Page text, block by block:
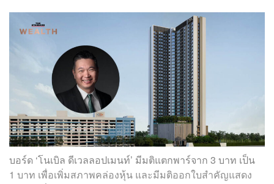
บอร์ด ‘โนเบิล ดีเวลลอปเมนท์’ มีมติแตกพาร์จาก 3 บาท เป็น
1 บาท เพื่อเพิ่มสภาพคล่องหุ้น และมีมติออกใบสำคัญแสดง